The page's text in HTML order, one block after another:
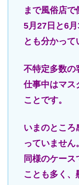
まで風俗店で
5月27日と6
とも分かって
不特定多数の
仕事中はマス
ことです。
いまのところ
っていません
同様のケー
ことも多く、